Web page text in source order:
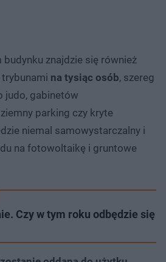
znajdzie się również
na tysiąc osób, szereg
judo, gabinetów
parking czy kryte
niemal samowystarczalny i
na fotowoltaikę i gruntowe
Czy w tym roku odbędzie się